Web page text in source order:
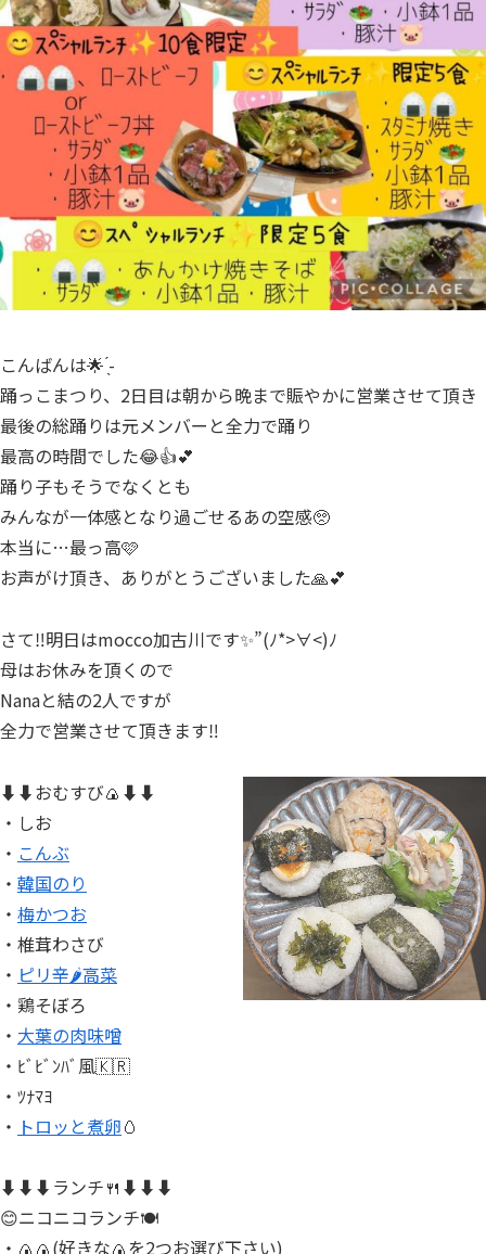
こんばんは🌟 ̖́-
踊っこまつり、2日目は朝から晩まで賑やかに営業させて頂き
最後の総踊りは元メンバーと全力で踊り
最高の時間でした😂👍💕
踊り子もそうでなくとも
みんなが一体感となり過ごせるあの空感🥺
本当に…最っ高🩷
お声がけ頂き、ありがとうございました🙏💕
さて‼️明日はmocco加古川です✨”(ﾉ*>∀<)ﾉ
母はお休みを頂くので
Nanaと結の2人ですが
全力で営業させて頂きます‼️
⬇⬇おむすび🍙⬇⬇
・しお
・ こんぶ
・ 韓国のり
・ 梅かつお
・椎茸わさび
・ ピリ辛🌶高菜
・鶏そぼろ
・ 大葉の肉味噌
・ﾋﾞﾋﾞﾝﾊﾞ風🇰🇷
・ﾂﾅﾏﾖ
・ トロッと煮卵🥚
⬇⬇⬇ランチ🍴⬇⬇⬇
😊ニコニコランチ🍽
・🍙🍙(好きな🍙を2つお選び下さい)